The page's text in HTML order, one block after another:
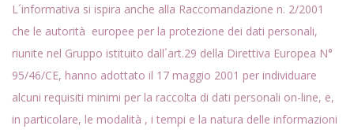
L´informativa si ispira anche alla Raccomandazione n. 2/2001
che le autorità europee per la protezione dei dati personali,
riunite nel Gruppo istituito dall´art.29 della Direttiva Europea N°
95/46/CE, hanno adottato il 17 maggio 2001 per individuare
alcuni requisiti minimi per la raccolta di dati personali on-line, e,
in particolare, le modalità , i tempi e la natura delle informazioni